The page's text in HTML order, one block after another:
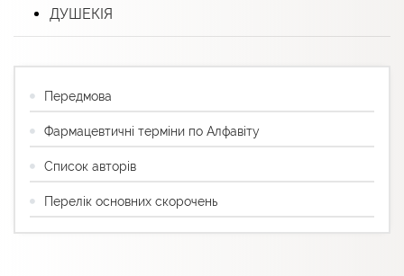
ДУШЕКІЯ
Передмова
Фармацевтичні терміни по Алфавіту
Список авторів
Перелік основних скорочень